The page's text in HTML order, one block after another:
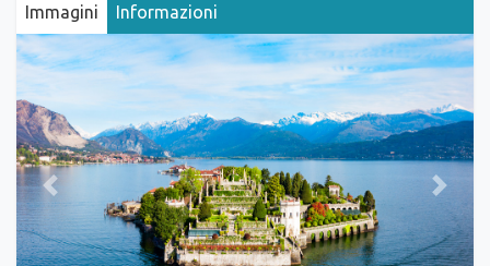
Immagini Informazioni
Previous Next